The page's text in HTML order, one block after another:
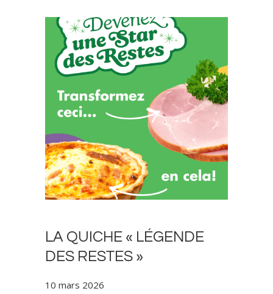
LA QUICHE « LÉGENDE
DES RESTES »
10 mars 2026